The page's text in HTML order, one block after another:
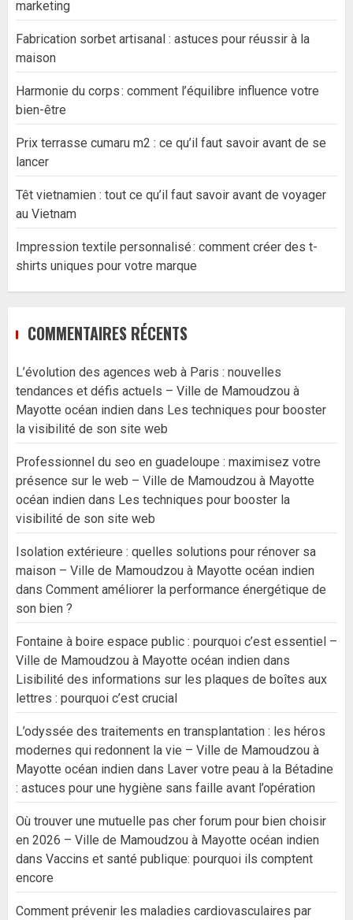
marketing
Fabrication sorbet artisanal : astuces pour réussir à la
maison
Harmonie du corps : comment l’équilibre influence votre
bien-être
Prix terrasse cumaru m2 : ce qu’il faut savoir avant de se
lancer
Têt vietnamien : tout ce qu’il faut savoir avant de voyager
au Vietnam
Impression textile personnalisé : comment créer des t-
shirts uniques pour votre marque
COMMENTAIRES RÉCENTS
L’évolution des agences web à Paris : nouvelles
tendances et défis actuels – Ville de Mamoudzou à
Mayotte océan indien dans Les techniques pour booster
la visibilité de son site web
Professionnel du seo en guadeloupe : maximisez votre
présence sur le web – Ville de Mamoudzou à Mayotte
océan indien dans Les techniques pour booster la
visibilité de son site web
Isolation extérieure : quelles solutions pour rénover sa
maison – Ville de Mamoudzou à Mayotte océan indien
dans Comment améliorer la performance énergétique de
son bien ?
Fontaine à boire espace public : pourquoi c’est essentiel –
Ville de Mamoudzou à Mayotte océan indien dans
Lisibilité des informations sur les plaques de boîtes aux
lettres : pourquoi c’est crucial
L’odyssée des traitements en transplantation : les héros
modernes qui redonnent la vie – Ville de Mamoudzou à
Mayotte océan indien dans Laver votre peau à la Bétadine
: astuces pour une hygiène sans faille avant l’opération
Où trouver une mutuelle pas cher forum pour bien choisir
en 2026 – Ville de Mamoudzou à Mayotte océan indien
dans Vaccins et santé publique: pourquoi ils comptent
encore
Comment prévenir les maladies cardiovasculaires par